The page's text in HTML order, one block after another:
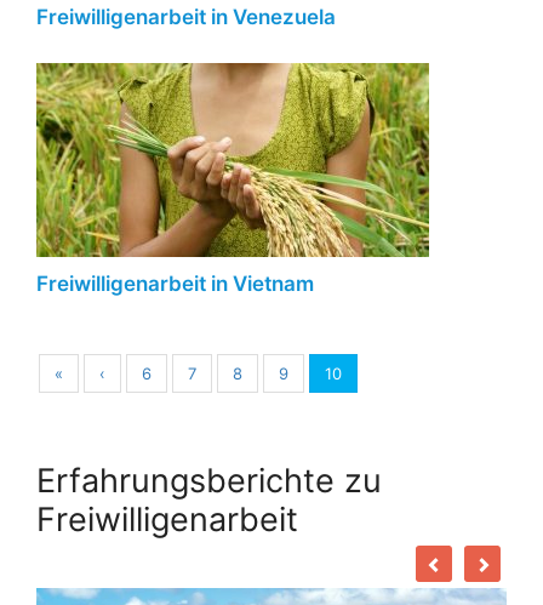
Freiwilligenarbeit in Venezuela
Freiwilligenarbeit in Vietnam
« ‹ 6 7 8 9 10
Erfahrungsberichte zu
Freiwilligenarbeit